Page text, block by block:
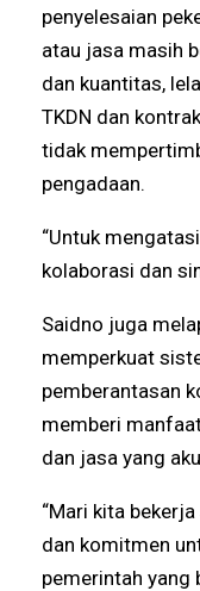
penyelesaian
atau jasa masih
dan kuantitas,
TKDN dan
tidak
pengadaan.
“Untuk
kolaborasi dan
Saidno juga
memperkuat
pemberantasan
memberi
dan jasa yang
“Mari kita
dan komitmen
pemerintah yang